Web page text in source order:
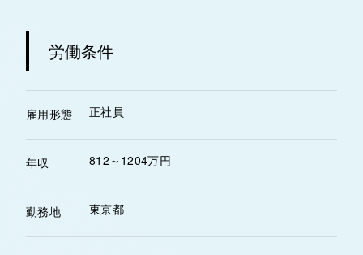
労働条件
雇用形態 正社員
年収 812～1204万円
勤務地 東京都